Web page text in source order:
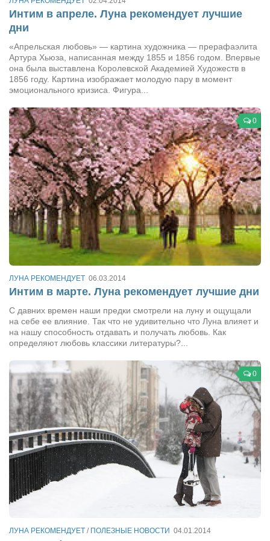
«Траверс» — экипировочный центр
Александр Гвоздик
Александр Кугук
Евгений Касьяненко
Сергей Коноз
Денис Федченко
Звукорежиссёры
Alfom Studio
Guitarproduction Studio
Писатели
Режиссёры
Художники
Надія Белокур
Анна Гидора
Леонтий Костур
Римма Миленкова
Ирина Проценко
Александр Садовский
Сергей Степанов
Анна Черненко
Марина Фенота
Гостиная
Интим в апреле. Луна рекомендует лучшие
дни
«Апрельская любовь» — картина художника — прерафаэлита
Артура Хьюза, написанная между 1855 и 1856 годом. Впервые
она была выставлена Королевской Академией Художеств в
1856 году. Картина изображает молодую пару в момент
эмоционального кризиса. Фигура...
0
ЛУНА РЕКОМЕНДУЕТ 06.03.2014
Интим в марте. Луна рекомендует лучшие дни
С давних времен наши предки смотрели на луну и ощущали
на себе ее влияние. Так что не удивительно что Луна влияет и
на нашу способность отдавать и получать любовь. Как
определяют любовь классики литературы?...
0
ЛУНА РЕКОМЕНДУЕТ / ПОЛЕЗНЫЕ НОВОСТИ 04.01.2014